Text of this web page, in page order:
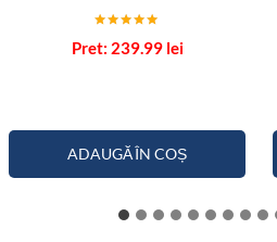
5.00
239.99 lei
ADAUGĂ ÎN COȘ